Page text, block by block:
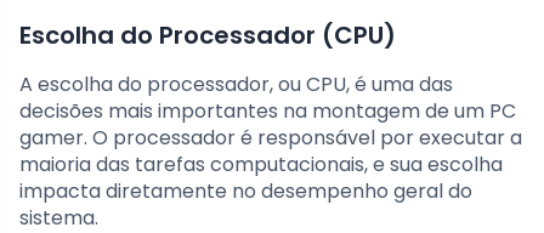
Escolha do Processador (CPU)
A escolha do processador, ou CPU, é uma das
decisões mais importantes na montagem de um PC
gamer. O processador é responsável por executar a
maioria das tarefas computacionais, e sua escolha
impacta diretamente no desempenho geral do
sistema.